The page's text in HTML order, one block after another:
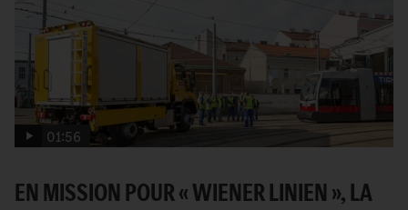
01:56
EN MISSION POUR « WIENER LINIEN », LA